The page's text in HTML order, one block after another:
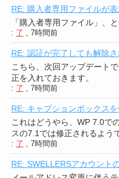
RE: 購入者専用ファイルが
「購入者専用ファイル」、
: 了 , 7時間前
RE: 認証が完了しても解除さ
こちら、次回アップデート
正を入れておきます。
: 了 , 7時間前
RE: キャプションボックス
これはどうやら、WP 7.0で
スの7.1では修正されるよう
: 了 , 7時間前
RE: SWELLERSアカウント